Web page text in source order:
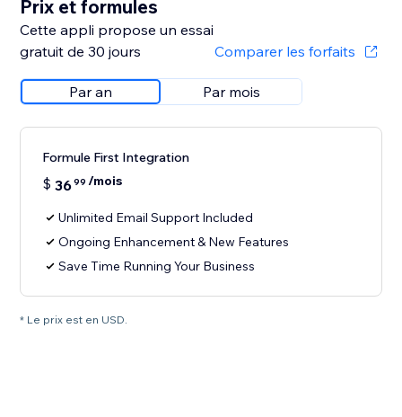
Prix et formules
Cette appli propose un essai
gratuit de 30 jours
Comparer les forfaits
Par an Par mois
Formule First Integration
$ 3699 /mois
Unlimited Email Support Included
Ongoing Enhancement & New Features
Save Time Running Your Business
* Le prix est en USD.